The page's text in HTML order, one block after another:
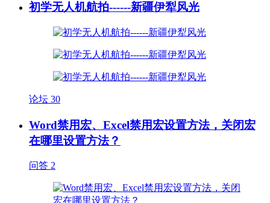
初学无人机航拍------新疆伊犁风光
论坛 30
Word禁用宏、Excel禁用宏设置方法，关闭宏
在哪里设置方法？
问答 2